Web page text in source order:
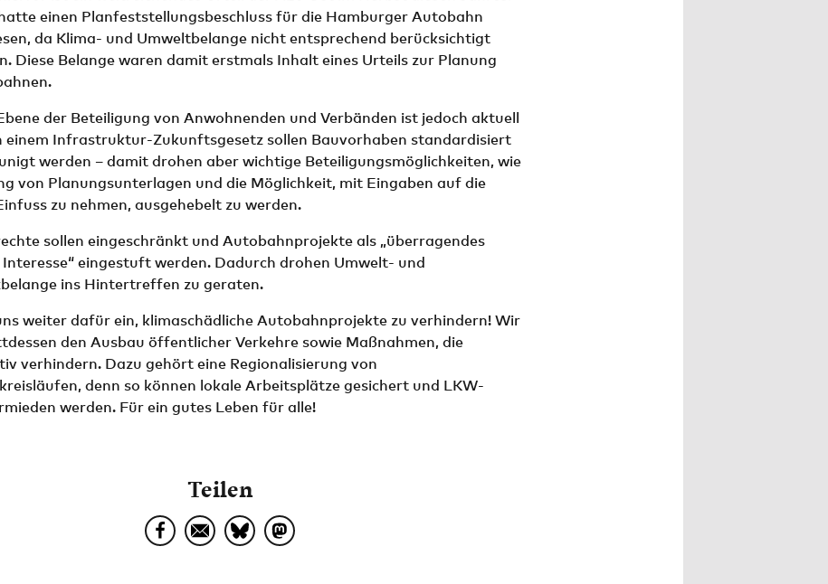
einen Planfeststellungsbeschluss für die Hamburger Autobahn
da Klima- und Umweltbelange nicht entsprechend berücksichtigt
Diese Belange waren damit erstmals Inhalt eines Urteils zur Planung
der Beteiligung von Anwohnenden und Verbänden ist jedoch aktuell
einem Infrastruktur-Zukunftsgesetz sollen Bauvorhaben standardisiert
werden – damit drohen aber wichtige Beteiligungsmöglichkeiten, wie
von Planungsunterlagen und die Möglichkeit, mit Eingaben auf die
zu nehmen, ausgehebelt zu werden.
sollen eingeschränkt und Autobahnprojekte als „überragendes
eingestuft werden. Dadurch drohen Umwelt- und
ins Hintertreffen zu geraten.
weiter dafür ein, klimaschädliche Autobahnprojekte zu verhindern! Wir
den Ausbau öffentlicher Verkehre sowie Maßnahmen, die
verhindern. Dazu gehört eine Regionalisierung von
denn so können lokale Arbeitsplätze gesichert und LKW-
werden. Für ein gutes Leben für alle!
Teilen